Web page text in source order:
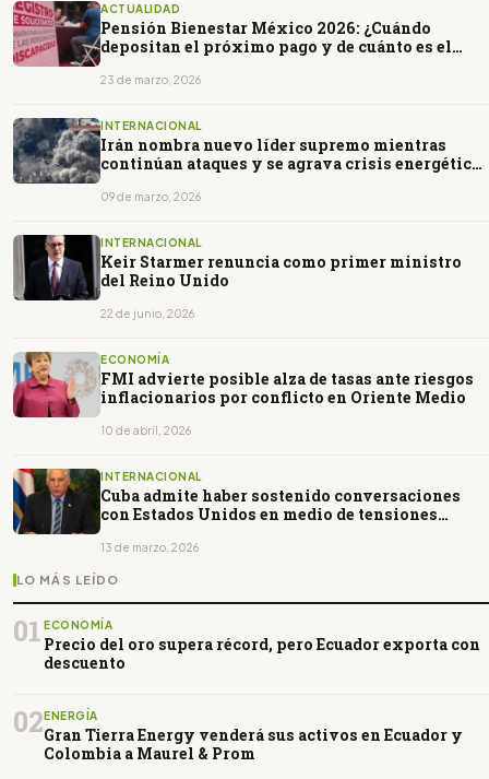
ACTUALIDAD
Pensión Bienestar México 2026: ¿Cuándo
depositan el próximo pago y de cuánto es el
23 de marzo, 2026
INTERNACIONAL
Irán nombra nuevo líder supremo mientras
continúan ataques y se agrava crisis energética
09 de marzo, 2026
INTERNACIONAL
Keir Starmer renuncia como primer ministro
del Reino Unido
22 de junio, 2026
ECONOMÍA
FMI advierte posible alza de tasas ante riesgos
inflacionarios por conflicto en Oriente Medio
10 de abril, 2026
INTERNACIONAL
Cuba admite haber sostenido conversaciones
con Estados Unidos en medio de tensiones
13 de marzo, 2026
LO MÁS LEÍDO
01 ECONOMÍA
Precio del oro supera récord, pero Ecuador exporta con
descuento
02ENERGÍA
Gran Tierra Energy venderá sus activos en Ecuador y
Colombia a Maurel & Prom